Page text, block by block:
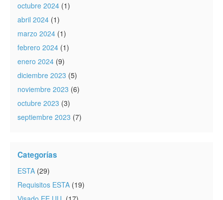
octubre 2024 (1)
abril 2024 (1)
marzo 2024 (1)
febrero 2024 (1)
enero 2024 (9)
diciembre 2023 (5)
noviembre 2023 (6)
octubre 2023 (3)
septiembre 2023 (7)
Categorías
ESTA (29)
Requisitos ESTA (19)